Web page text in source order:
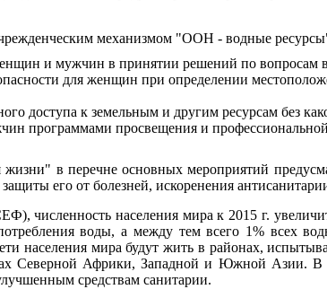
механизмом "ООН - водные
и мужчин в принятии решений по вопросам
для женщин при определении
доступа к земельным и другим ресурсам без
программами просвещения и
в перечне основных мероприятий
его от болезней, искоренения
населения мира к 2015 г.
воды, а между тем всего 1% всех
населения мира будут жить в районах,
Северной Африки, Западной и Южной Азии. В
средствам санитарии.